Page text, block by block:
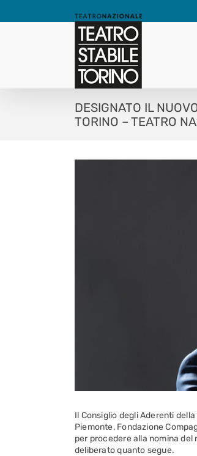
DESIGNATO IL
TORINO – TEATRO
Il Consiglio degli Aderenti
Piemonte, Fondazione
per procedere alla nomina del
deliberato quanto segue.